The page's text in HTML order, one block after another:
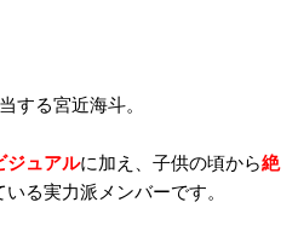
する宮近海斗。
ジュアルに加え、子供の頃から絶
る実力派メンバーです。